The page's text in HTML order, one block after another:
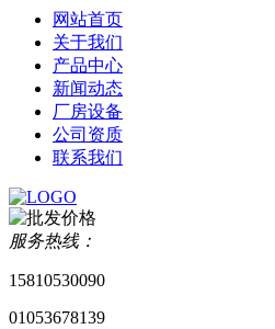
网站首页
关于我们
产品中心
新闻动态
厂房设备
公司资质
联系我们
服务热线：
15810530090
01053678139